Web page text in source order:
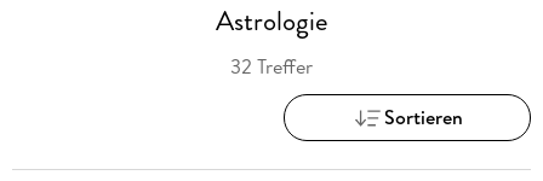
Astrologie
32 Treffer
Sortieren